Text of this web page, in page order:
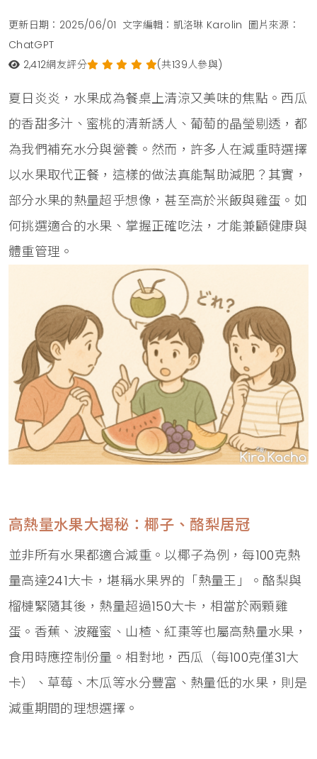
更新日期：2025/06/01 文字編輯：凱洛琳 Karolin 圖片來源：
ChatGPT
2,412網友評分 (共139人參與)
夏日炎炎，水果成為餐桌上清涼又美味的焦點。西瓜
的香甜多汁、蜜桃的清新誘人、葡萄的晶瑩剔透，都
為我們補充水分與營養。然而，許多人在減重時選擇
以水果取代正餐，這樣的做法真能幫助減肥？其實，
部分水果的熱量超乎想像，甚至高於米飯與雞蛋。如
何挑選適合的水果、掌握正確吃法，才能兼顧健康與
體重管理。
高熱量水果大揭秘：椰子、酪梨居冠
並非所有水果都適合減重。以椰子為例，每100克熱
量高達241大卡，堪稱水果界的「熱量王」。酪梨與
榴槤緊隨其後，熱量超過150大卡，相當於兩顆雞
蛋。香蕉、波羅蜜、山楂、紅棗等也屬高熱量水果，
食用時應控制份量。相對地，西瓜（每100克僅31大
卡）、草莓、木瓜等水分豐富、熱量低的水果，則是
減重期間的理想選擇。